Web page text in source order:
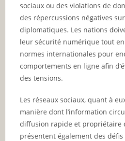
sociaux ou des violations de
des répercussions négatives
diplomatiques. Les nations
leur sécurité numérique tout
normes internationales pour
comportements en ligne afin
des tensions.
Les réseaux sociaux, quant à
manière dont l’information
diffusion rapide et propriétaire
présentent également des